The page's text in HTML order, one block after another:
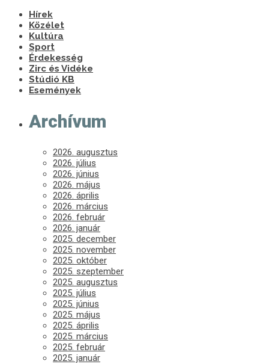
Hírek
Közélet
Kultúra
Sport
Érdekesség
Zirc és Vidéke
Stúdió KB
Események
Archívum
2026. augusztus
2026. július
2026. június
2026. május
2026. április
2026. március
2026. február
2026. január
2025. december
2025. november
2025. október
2025. szeptember
2025. augusztus
2025. július
2025. június
2025. május
2025. április
2025. március
2025. február
2025. január